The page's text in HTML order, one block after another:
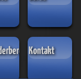
Kontakt